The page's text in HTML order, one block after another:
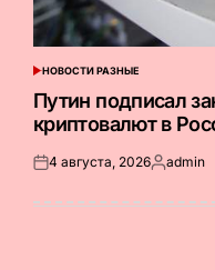
ОПУБЛИКОВАНО
В
НОВОСТИ РАЗНЫЕ
Путин подписал
криптовалют в
Опубликовано
4 августа, 2026Запись
admin